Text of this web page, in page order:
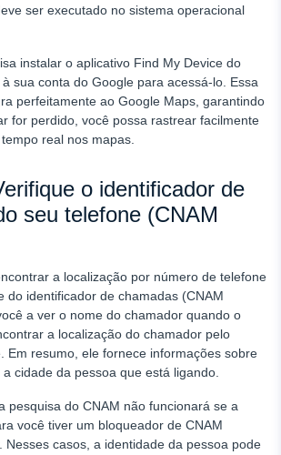
ser executado no sistema operacional
instalar o aplicativo Find My Device do
sua conta do Google para acessá-lo. Essa
perfeitamente ao Google Maps, garantindo
for perdido, você possa rastrear facilmente
real nos mapas.
o identificador de
seu telefone (CNAM
a localização por número de telefone
do identificador de chamadas (CNAM
a ver o nome do chamador quando o
a localização do chamador pelo
Em resumo, ele fornece informações sobre
cidade da pessoa que está ligando.
pesquisa do CNAM não funcionará se a
você tiver um bloqueador de CNAM
Nesses casos, a identidade da pessoa pode